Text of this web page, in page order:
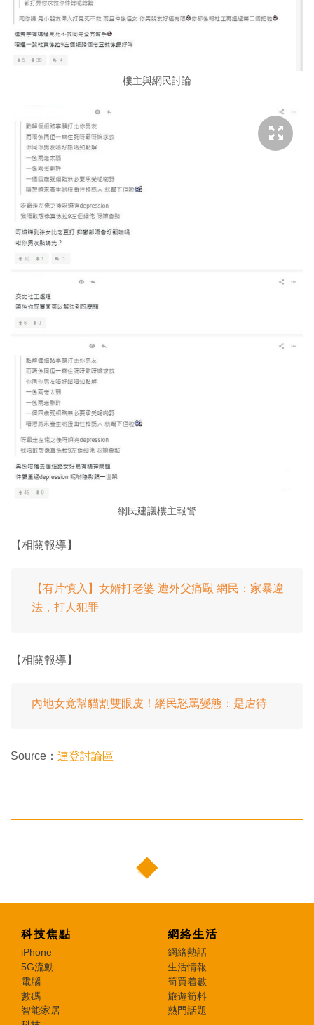
樓主與網民討論
網民建議樓主報警
【相關報導】
【有片慎入】女婿打老婆 遭外父痛毆 網民：家暴違
法，打人犯罪
【相關報導】
內地女竟幫貓割雙眼皮！網民怒罵變態：是虐待
Source： 連登討論區
科技焦點
iPhone
5G流動
電腦
數碼
智能家居
網絡生活
網絡熱話
生活情報
筍買着數
旅遊筍料
熱門話題